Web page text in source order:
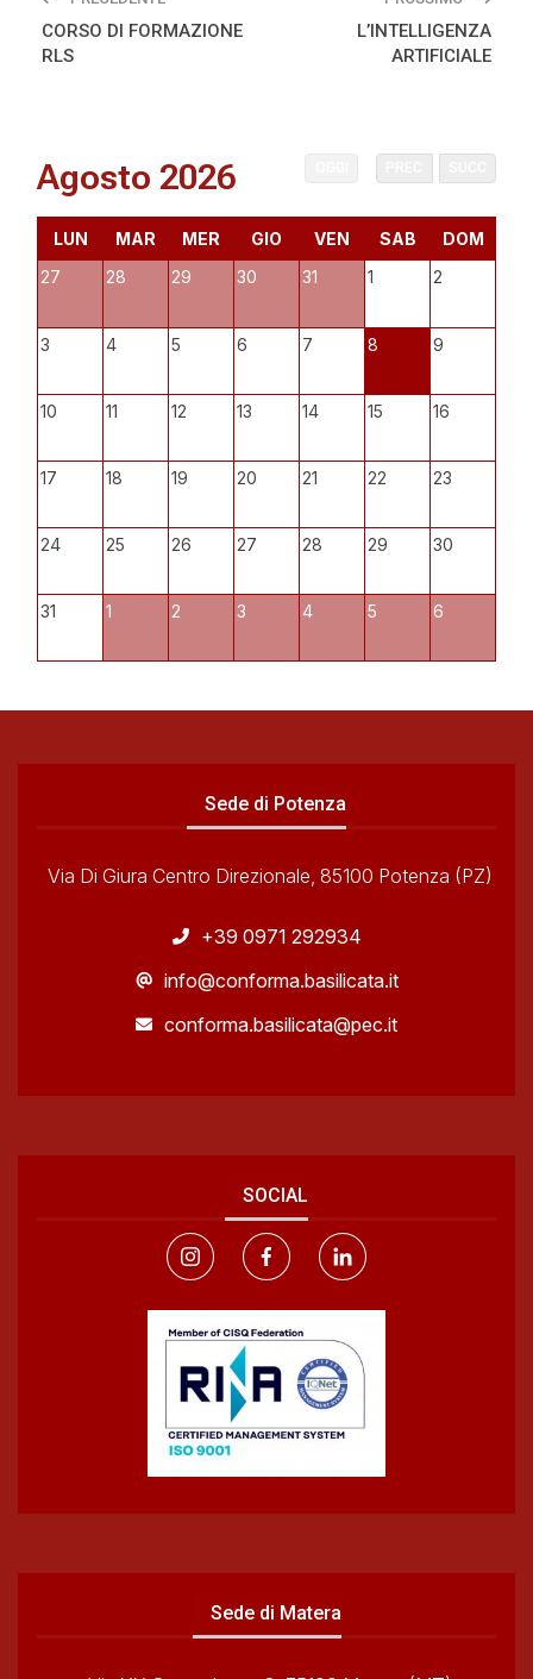
CORSO DI FORMAZIONE
RLS
L’INTELLIGENZA
ARTIFICIALE
Agosto 2026
LUN MAR MER GIO VEN SAB
DOM
27
28 29 30 31 1 2
3 4 5 6 7 8 9
10 11 12 13 14 15 16
17 18 19 20 21 22 23
24 25 26 27 28 29 30
31 1 2 3 4 5 6
Sede di Potenza
Via Di Giura Centro Direzionale, 85100 Potenza (PZ)
+39 0971 292934
info@conforma.basilicata.it
conforma.basilicata@pec.it
SOCIAL
Sede di Matera